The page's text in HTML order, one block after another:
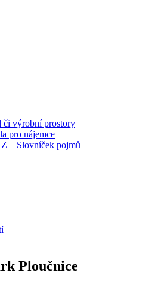
či výrobní prostory
pro nájemce
– Slovníček pojmů
Ploučnice